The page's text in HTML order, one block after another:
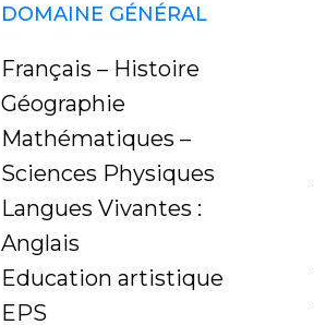
DOMAINE GÉNÉRAL
Français – Histoire
Géographie
Mathématiques –
Sciences Physiques
Langues Vivantes :
Anglais
Education artistique
EPS